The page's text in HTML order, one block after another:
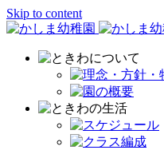
Skip to content